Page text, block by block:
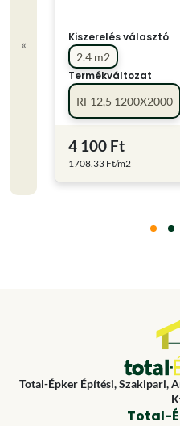
«
Kiszerelés választó
2.4 m2
Termékváltozat
RF12,5 1200X2000
4 100 Ft
1708.33 Ft/m2
Total-Épker Építési, Szakipari,
Total-